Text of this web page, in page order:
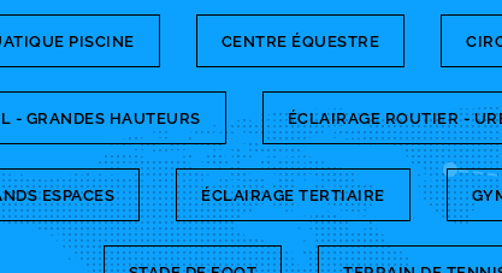
PISCINE CENTRE ÉQUESTRE
- GRANDES HAUTEURS ÉCLAIRAGE ROUTIER -
ESPACES ÉCLAIRAGE TERTIAIRE